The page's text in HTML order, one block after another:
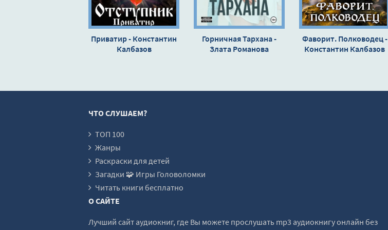
17
18
23
24
25
26
28
Приватир - Константин
Калбазов
Горничная Тархана -
Злата Романова
Фаворит. Полководец -
Константин Калбазов
ЧТО СЛУШАЕМ?
ТОП 100
Жанры
Раскраски для детей
Загадки 🧩 Игры Головоломки
Читать книги бесплатно
О САЙТЕ
Лучший сайт аудиокниг, где Вы можете прослушать mp3 аудиокнигу онлайн без